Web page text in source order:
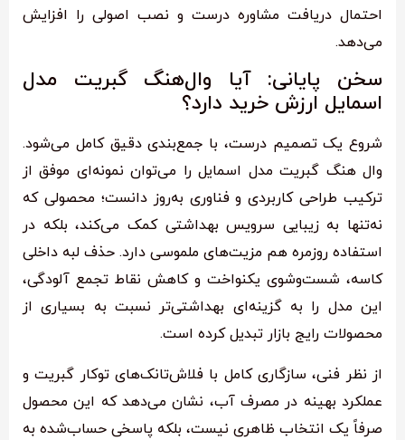
احتمال دریافت مشاوره درست و نصب اصولی را افزایش
می‌دهد.
سخن پایانی: آیا وال‌هنگ گبریت مدل
اسمایل ارزش خرید دارد؟
شروع یک تصمیم درست، با جمع‌بندی دقیق کامل می‌شود.
وال هنگ گبریت مدل اسمایل را می‌توان نمونه‌ای موفق از
ترکیب طراحی کاربردی و فناوری به‌روز دانست؛ محصولی که
نه‌تنها به زیبایی سرویس بهداشتی کمک می‌کند، بلکه در
استفاده روزمره هم مزیت‌های ملموسی دارد. حذف لبه داخلی
کاسه، شست‌وشوی یکنواخت و کاهش نقاط تجمع آلودگی،
این مدل را به گزینه‌ای بهداشتی‌تر نسبت به بسیاری از
محصولات رایج بازار تبدیل کرده است.
از نظر فنی، سازگاری کامل با فلاش‌تانک‌های توکار گبریت و
عملکرد بهینه در مصرف آب، نشان می‌دهد که این محصول
صرفاً یک انتخاب ظاهری نیست، بلکه پاسخی حساب‌شده به